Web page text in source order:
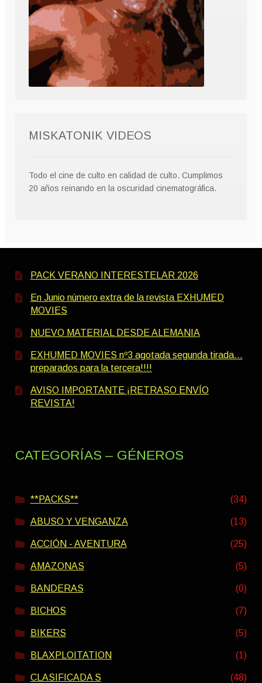
MISKATONIK VIDEOS
Todo el cine de culto en calidad de culto. Cumplimos
20 años reinando en la oscuridad cinematográfica.
PACK VERANO INTERESTELAR 2026
En Junio número extra de la revista EXHUMED
MOVIES
NUEVO MATERIAL DESDE ALEMANIA
EXHUMED MOVIES nº3 agotada segunda tirada…
preparados para la tercera!!!!
AVISO IMPORTANTE ¡RETRASO ENVÍO
REVISTA!
CATEGORÍAS – GÉNEROS
**PACKS** (34)
ABUSO Y VENGANZA (13)
ACCIÓN - AVENTURA (25)
AMAZONAS (5)
BANDERAS (0)
BICHOS (7)
BIKERS (5)
BLAXPLOITATION (1)
CLASIFICADA S (48)